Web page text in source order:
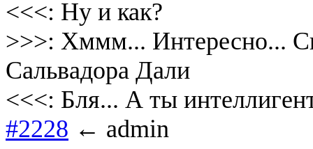
<<<: Ну и как?
>>>: Хммм... Интересно...
Сальвадора Дали
<<<: Бля... А ты
#2228 ← admin